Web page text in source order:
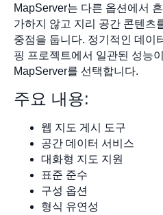
MapServer는 다른 옵션에서
가하지 않고 지리 공간 콘텐츠
중점을 둡니다. 정기적인 데이
핑 프로젝트에서 일관된 성능
MapServer를 선택합니다.
주요 내용:
웹 지도 게시 도구
공간 데이터 서비스
대화형 지도 지원
표준 준수
구성 옵션
형식 유연성